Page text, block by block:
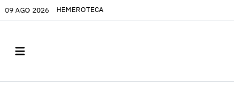
09 AGO 2026 HEMEROTECA